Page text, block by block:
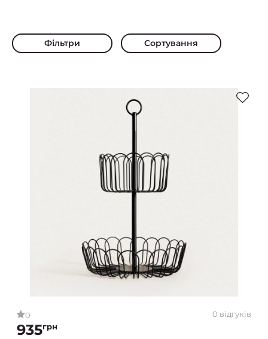
Фільтри Сортування
0 0 відгуків
935грн